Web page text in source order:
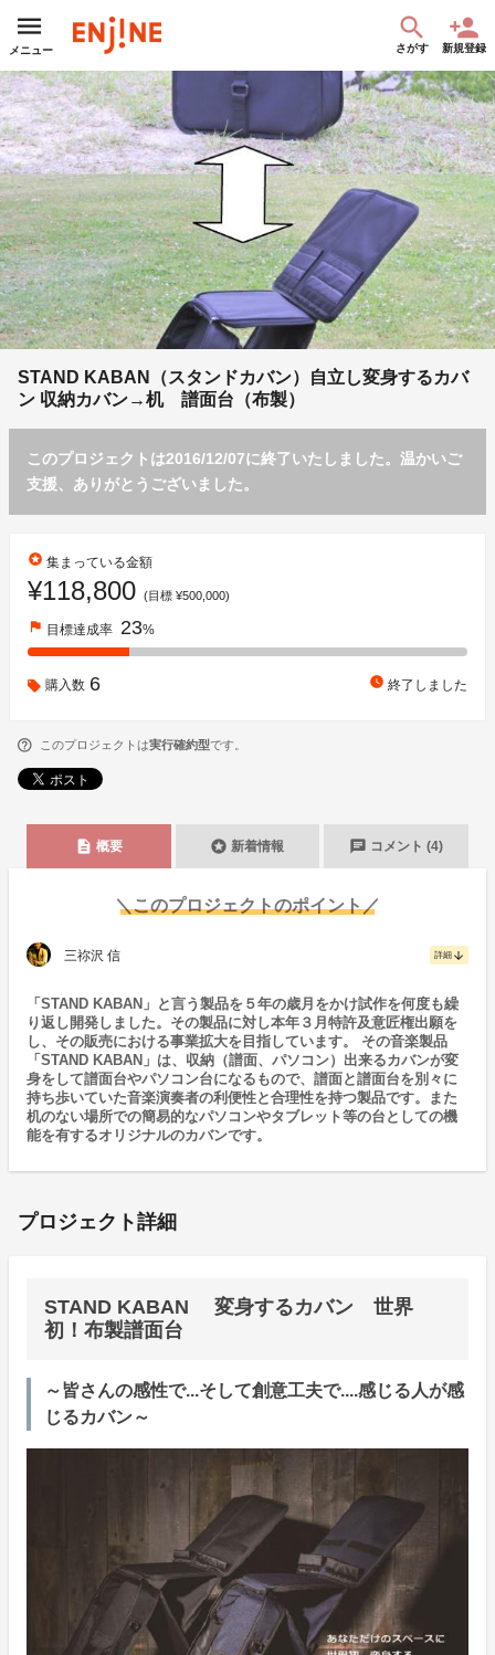
メニュー さがす 新規登録
STAND KABAN（スタンドカバン）自立し変身するカバ
ン 収納カバン→机 譜面台（布製）
このプロジェクトは2016/12/07に終了いたしました。温かいご
支援、ありがとうございました。
stars 集まっている金額
¥118,800 (目標 ¥500,000)
flag 目標達成率 23%
購入数 6 watch_later 終了しました
このプロジェクトは実行確約型です。
description 概要 stars 新着情報 chat コメント (4)
＼このプロジェクトのポイント／
三祢沢 信 詳細 arrow_downward
「STAND KABAN」と言う製品を５年の歳月をかけ試作を何度も繰
り返し開発しました。その製品に対し本年３月特許及意匠権出願を
し、その販売における事業拡大を目指しています。 その音楽製品
「STAND KABAN」は、収納（譜面、パソコン）出来るカバンが変
身をして譜面台やパソコン台になるもので、譜面と譜面台を別々に
持ち歩いていた音楽演奏者の利便性と合理性を持つ製品です。また
机のない場所での簡易的なパソコンやタブレット等の台としての機
能を有するオリジナルのカバンです。
プロジェクト詳細
STAND KABAN 変身するカバン 世界
初！布製譜面台
～皆さんの感性で...そして創意工夫で....感じる人が感
じるカバン～